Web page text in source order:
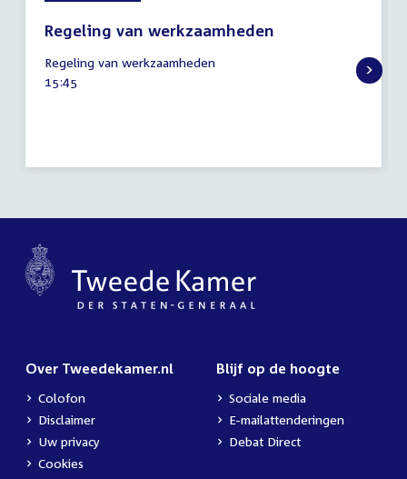
Regeling van werkzaamheden
mei
2026
Regeling van werkzaamheden
Tijd
15:45
Over Tweedekamer.nl
Colofon
Disclaimer
Uw privacy
Cookies
Blijf op de hoogte
Sociale media
E-mailattenderingen
Debat Direct